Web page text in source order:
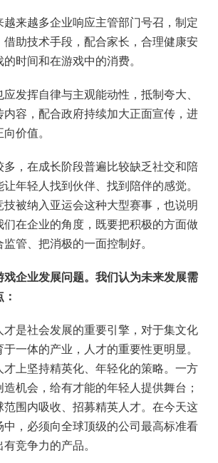
越来越多企业响应主管部门号召，制定
借助技术手段，配合家长，合理健康安
时间和在游戏中的消费。
应发挥自律与主观能动性，抵制夸大、
容，配合政府持续加大正面宣传，进
价值。
多，在成长阶段普遍比较缺乏社交和陪
年轻人找到伙伴、找到陪伴的感觉。
被纳入亚运会这种大型赛事，也说明
在企业的角度，既要把积极的方面做
管、把消极的一面控制好。
企业发展问题。我们认为未来发展需
是社会发展的重要引擎，对于集文化
一体的产业，人才的重要性更明显。
上坚持精英化、年轻化的策略。一方
机会，给有才能的年轻人提供舞台；
范围内吸收、招募精英人才。在今天这
，必须向全球顶级的公司最高标准看
竞争力的产品。